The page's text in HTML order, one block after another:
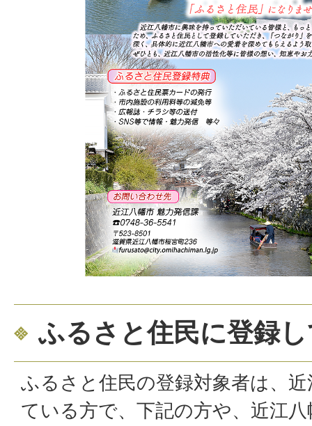
ふるさと住民に登録
ふるさと住民の登録対象者は、
ている方で、下記の方や、近江